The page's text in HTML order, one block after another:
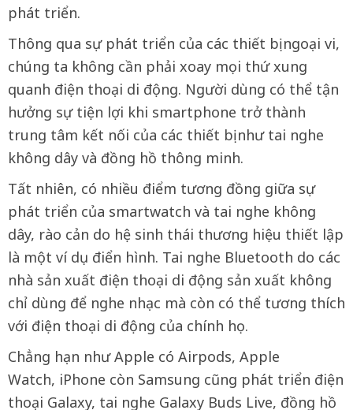
phát triển.
Thông qua sự phát triển của các thiết bị ngoại vi,
chúng ta không cần phải xoay mọi thứ xung
quanh điện thoại di động. Người dùng có thể tận
hưởng sự tiện lợi khi smartphone trở thành
trung tâm kết nối của các thiết bị như tai nghe
không dây và đồng hồ thông minh.
Tất nhiên, có nhiều điểm tương đồng giữa sự
phát triển của smartwatch và tai nghe không
dây, rào cản do hệ sinh thái thương hiệu thiết lập
là một ví dụ điển hình. Tai nghe Bluetooth do các
nhà sản xuất điện thoại di động sản xuất không
chỉ dùng để nghe nhạc mà còn có thể tương thích
với điện thoại di động của chính họ.
Chẳng hạn như Apple có Airpods, Apple
Watch, iPhone còn Samsung cũng phát triển điện
thoại Galaxy, tai nghe Galaxy Buds Live, đồng hồ